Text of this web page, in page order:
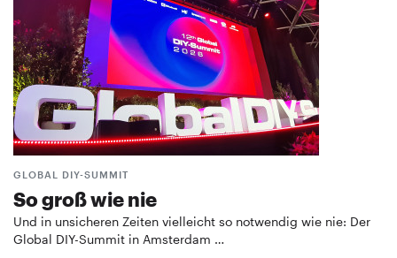
GLOBAL DIY-SUMMIT
So groß wie nie
Und in unsicheren Zeiten vielleicht so notwendig wie nie: Der
Global DIY-Summit in Amsterdam …